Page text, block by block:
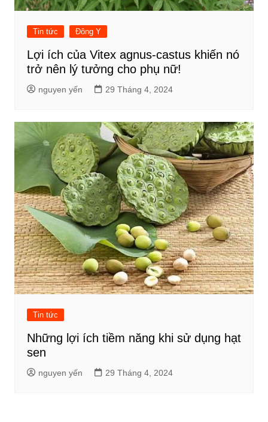
Tin tức Đông Y
Lợi ích của Vitex agnus-castus khiến nó
trở nên lý tưởng cho phụ nữ!
nguyen yến 29 Tháng 4, 2024
Tin tức
Những lợi ích tiềm năng khi sử dụng hạt
sen
nguyen yến 29 Tháng 4, 2024